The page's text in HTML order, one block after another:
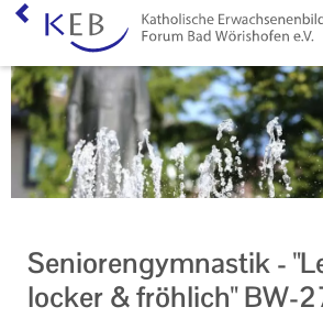
Seniorengymnastik -
locker & fröhlich" BW-
Home
KEB Forum Bad Wörishofen
Machen Sie mit!
Impressum